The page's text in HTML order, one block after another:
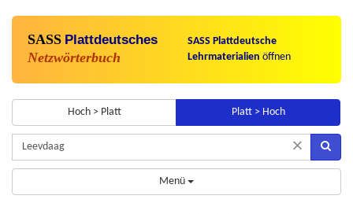
SASS Plattdeutsches
Netzwörterbuch
SASS Plattdeutsche
Lehrmaterialien öffnen
Hoch > Platt Platt > Hoch
×
Menü